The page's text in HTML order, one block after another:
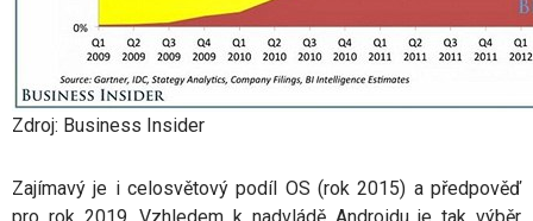
Zdroj: Business Insider
Zajímavý je i celosvětový podíl OS (rok 2015) a předpověď